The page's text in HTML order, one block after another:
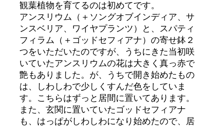
観葉植物を育てるのは初めてです。
アンスリウム（＋ソングオブインディア、サ
ンスベリア、ワイヤプランツ）と、スパティ
フィラム（＋ゴッドセフィアナ）の寄せ鉢２
つをいただいたのですが、うちにきた当初咲
いていたアンスリウムの花は大きく真っ赤で
艶もありました。が、うちで開き始めたもの
は、しわしわで少しくすんだ色をしていま
す。こちらはずっと居間に置いてあります。
また、玄関に置いていたゴッドセフィアナ
も、はっぱがしわしわになり始めたので、居